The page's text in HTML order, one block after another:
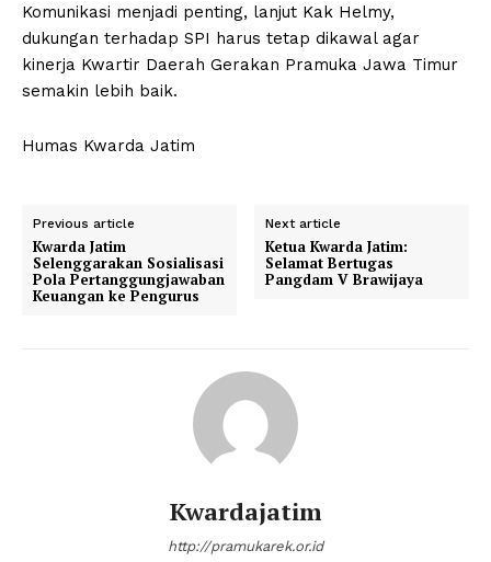
Komunikasi menjadi penting, lanjut Kak Helmy,
dukungan terhadap SPI harus tetap dikawal agar
kinerja Kwartir Daerah Gerakan Pramuka Jawa Timur
semakin lebih baik.
Humas Kwarda Jatim
Previous article
Kwarda Jatim
Selenggarakan Sosialisasi
Pola Pertanggungjawaban
Keuangan ke Pengurus
Next article
Ketua Kwarda Jatim:
Selamat Bertugas
Pangdam V Brawijaya
Kwardajatim
http://pramukarek.or.id